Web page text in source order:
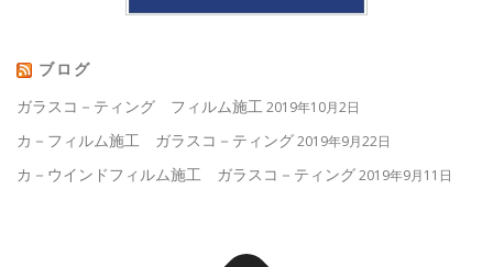
ブログ
ガラスコ－ティング フィルム施工2019年10月2日
カ－フィルム施工 ガラスコ－ティング2019年9月22日
カ－ウインドフィルム施工 ガラスコ－ティング2019年9月11日